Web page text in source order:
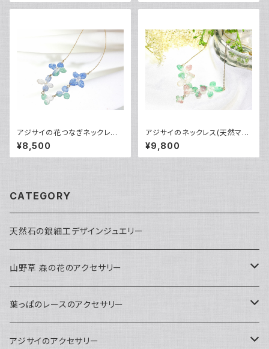
アジサイの花つなぎネックレス
(天然ラピスラズリ・マラカイト
染)14kgf
¥8,500
アジサイのネックレス(天然マラ
カイト・桃色サンゴ染)14kgf
¥9,800
CATEGORY
天然石の銀細工デザインジュエリー
山野草 森の花のアクセサリー
ペンダント
ピアス
葉っぱのレースのアクセサリー
ネックレス
アジサイのアクセサリー